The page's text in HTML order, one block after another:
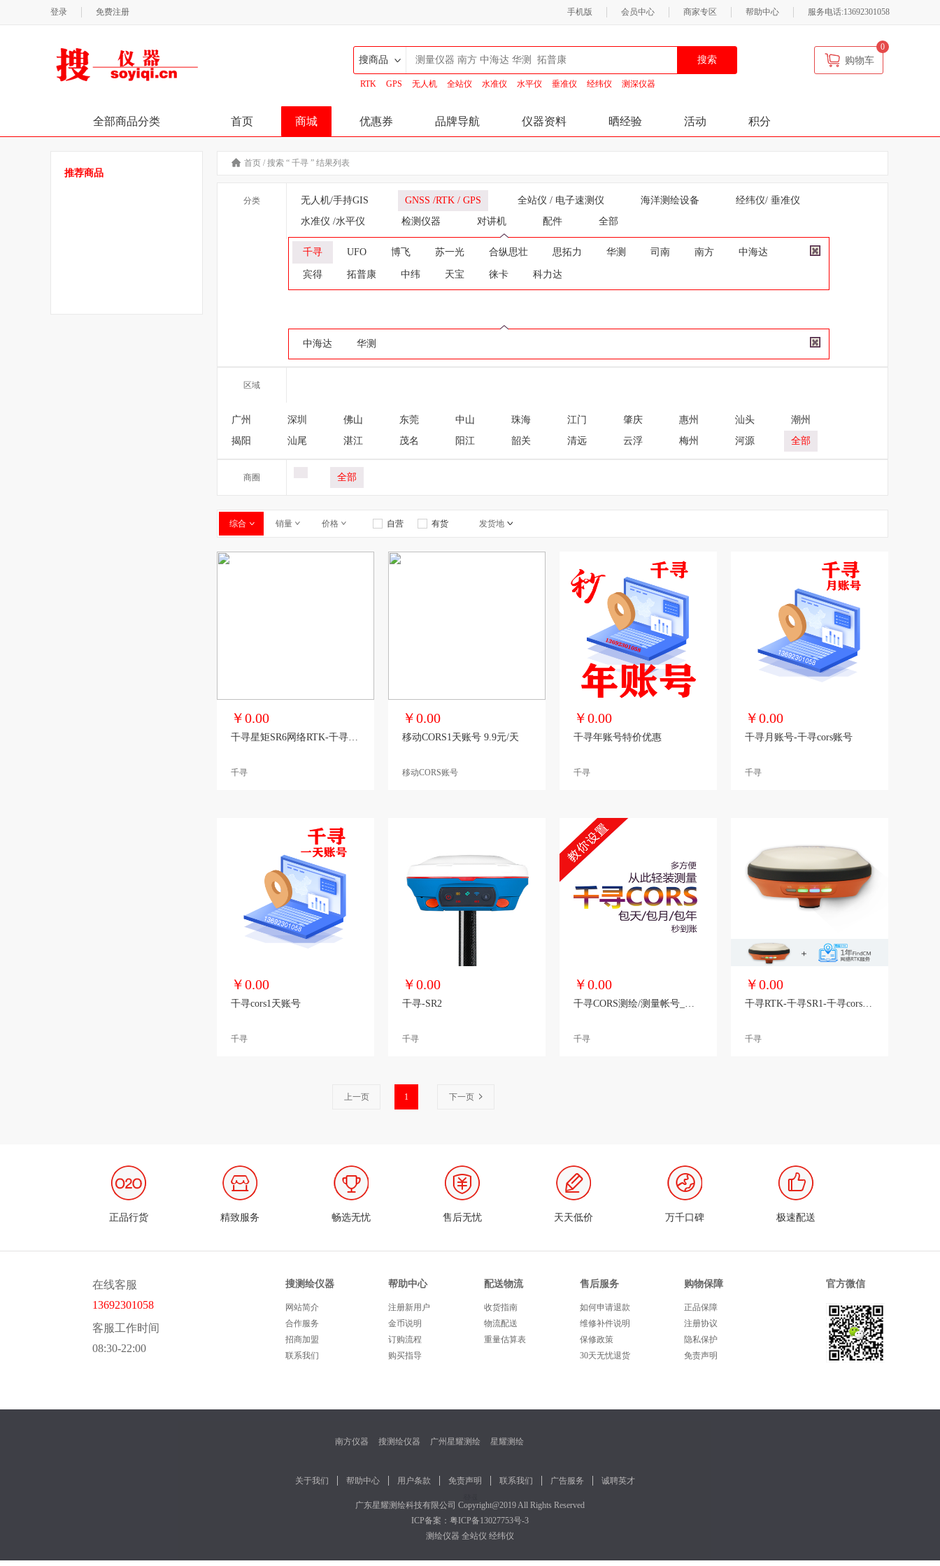
登录 免费注册 手机版 会员中心 商家专区 帮助中心 服务电话:13692301058
搜商品
搜商品
搜商家
搜索
RTK GPS 无人机 全站仪 水准仪 水平仪 垂准仪 经纬仪 测深仪器
购物车
0
全部商品分类 首页 商城 优惠券 品牌导航 仪器资料 晒经验 活动 积分
推荐商品
首页 / 搜索 “ 千寻 ” 结果列表
分类 无人机/手持GIS GNSS /RTK / GPS 全站仪 / 电子速测仪 海洋测绘设备
经纬仪/ 垂准仪
水准仪 /水平仪
检测仪器 对讲机 配件 全部
千寻 UFO 博飞 苏一光 合纵思壮 思拓力 华测 司南 南方 中海达
宾得 拓普康 中纬 天宝 徕卡 科力达
中海达 华测
区域
广州 深圳 佛山 东莞 中山 珠海 江门 肇庆 惠州 汕头
潮州
揭阳
汕尾 湛江 茂名 阳江 韶关 清远 云浮 梅州 河源 全部
商圈 全部
综合 销量 价格 自营 有货 发货地
￥0.00
千寻星矩SR6网络RTK-千寻SR6RTK
千寻
￥0.00
移动CORS1天账号 9.9元/天
移动CORS账号
￥0.00
千寻年账号特价优惠
千寻
￥0.00
千寻月账号-千寻cors账号
千寻
￥0.00
千寻cors1天账号
千寻
￥0.00
千寻-SR2
千寻
￥0.00
千寻CORS测绘/测量帐号_全国通用10天/20天/包月/包年
千寻
￥0.00
千寻RTK-千寻SR1-千寻cors账号服务
千寻
上一页 1 下一页
正品行货 精致服务 畅选无忧 售后无忧 天天低价 万千口碑 极速配送
在线客服
13692301058
客服工作时间
08:30-22:00
搜测绘仪器
网站简介
合作服务
招商加盟
联系我们
帮助中心
注册新用户
金币说明
订购流程
购买指导
配送物流
收货指南
物流配送
重量估算表
售后服务
如何申请退款
维修补件说明
保修政策
30天无忧退货
购物保障
正品保障
注册协议
隐私保护
免责声明
官方微信
南方仪器 搜测绘仪器 广州星耀测绘 星耀测绘
关于我们 帮助中心 用户条款 免责声明 联系我们 广告服务 诚聘英才
广东星耀测绘科技有限公司 Copyright@2019 All Rights Reserved
ICP备案： 粤ICP备13027753号-3
测绘仪器 全站仪 经纬仪